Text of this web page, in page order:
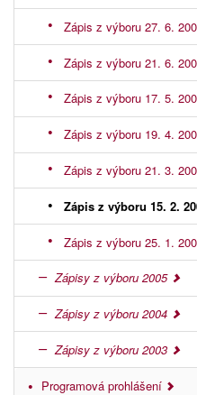
Zápis z výboru 27. 6.
Zápis z výboru 21. 6.
Zápis z výboru 17. 5.
Zápis z výboru 19. 4.
Zápis z výboru 21. 3.
Zápis z výboru 15. 2.
Zápis z výboru 25. 1.
Zápisy z výboru 2005
Zápisy z výboru 2004
Zápisy z výboru 2003
Programová prohlášení